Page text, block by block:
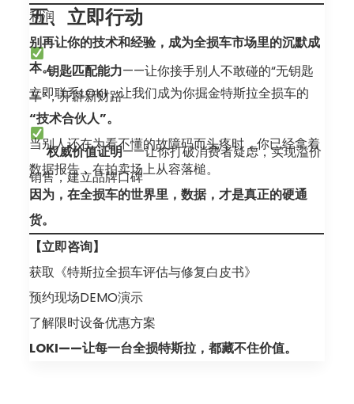
利润
钥匙匹配能力——让你接手别人不敢碰的“无钥匙
车”，开辟新财路
权威价值证明——让你打破消费者疑虑，实现溢价
销售，建立品牌口碑
五、立即行动
别再让你的技术和经验，成为全损车市场里的沉默成
本。
立即联系LOKI，让我们成为你掘金特斯拉全损车的
“技术合伙人”。
当别人还在为看不懂的故障码而头疼时，你已经拿着
数据报告，在拍卖场上从容落槌。
因为，在全损车的世界里，数据，才是真正的硬通
货。
【立即咨询】
获取《特斯拉全损车评估与修复白皮书》
预约现场DEMO演示
了解限时设备优惠方案
LOKI——让每一台全损特斯拉，都藏不住价值。